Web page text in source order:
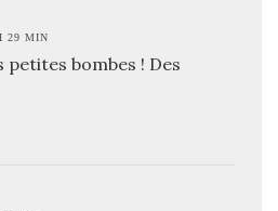
29 MIN
petites bombes ! Des